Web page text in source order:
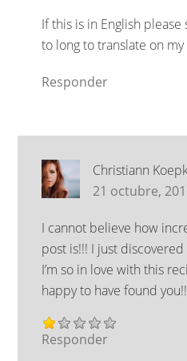
If this is in English
to long to translate on my
Responder
Christiann
21 octubre,
I cannot believe how
post is!!! I just
I’m so in love with this
happy to have found you!!
Responder